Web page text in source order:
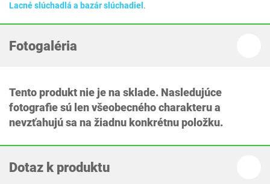
Lacné slúchadlá a bazár slúchadiel .
Fotogaléria
Tento produkt nie je na sklade. Nasledujúce
fotografie sú len všeobecného charakteru a
nevzťahujú sa na žiadnu konkrétnu položku.
Dotaz k produktu